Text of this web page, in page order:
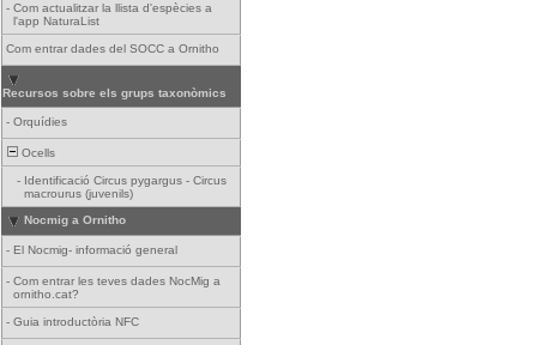
- Com actualitzar la llista d'espècies a
l'app NaturaList
Com entrar dades del SOCC a Ornitho
Recursos sobre els grups taxonòmics
- Orquídies
Ocells
- Identificació Circus pygargus - Circus
macrourus (juvenils)
Nocmig a Ornitho
- El Nocmig- informació general
- Com entrar les teves dades NocMig a
ornitho.cat?
- Guia introductòria NFC